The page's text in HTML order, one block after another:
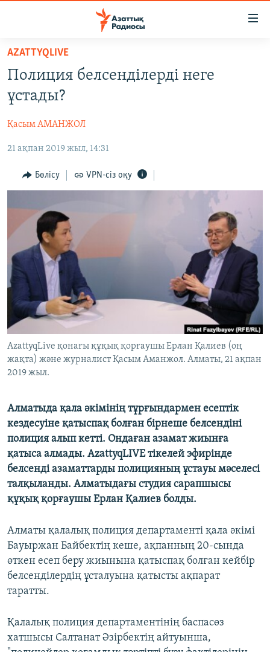
Skip
main
content
Skip
to
Navigation
AZATTYQTV
ҚАҢТАР ОҚИҒАСЫ
АДАМ ҚҰҚЫҚТАРЫ
ӘЛЕУМЕТ
АРНАЙЫ ЖОБАЛАР
Русский
ЖАЗЫЛЫҢЫЗ
Басқа тілдерде
AZATTYQLIVE
Полиция белсенділерді неге
ұстады?
Қасым АМАНЖОЛ
21 ақпан 2019 жыл, 14:31
Бөлісу VPN-сіз оқу
AzattyqLive қонағы құқық қорғаушы Ерлан Қалиев (оң
жақта) және журналист Қасым Аманжол. Алматы, 21 ақпан
2019 жыл.
Алматыда қала әкімінің тұрғындармен есептік
кездесуіне қатыспақ болған бірнеше белсендіні
полиция алып кетті. Ондаған азамат жиынға
қатыса алмады. AzattyqLIVE тікелей эфирінде
белсенді азаматтарды полицияның ұстауы мәселесі
талқыланды. Алматыдағы студия сарапшысы
құқық қорғаушы Ерлан Қалиев болды.
Алматы қалалық полиция департаменті қала әкімі
Бауыржан Байбектің кеше, ақпанның 20-сында
өткен есеп беру жиынына қатыспақ болған кейбір
белсенділердің ұсталуына қатысты ақпарат
таратты.
Қалалық полиция департаментінің баспасөз
хатшысы Салтанат Әзірбектің айтуынша,